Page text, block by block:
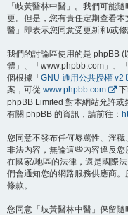
「岐黃醫林中醫」。我們可能
更。但是，您有責任定期查看
醫」即表示您同意受更新和/或
我們的討論區使用的是 phpBB
體」、「www.phpbb.com」、
個根據「 GNU 通用公共授權 v2
案，可從 www.phpbb.com
phpBB Limited 對本網站允許或
有關 phpBB 的資訊，請前往：
您同意不發布任何辱罵性、淫
非法內容，無論這些內容違反
在國家/地區的法律，還是國際
們會通知您的網路服務供應商
條款。
您同意「岐黃醫林中醫」保留